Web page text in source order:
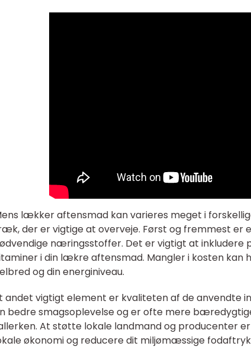
lækker aftensmad kan varieres meget i
der er vigtige at overveje. Først og fremmest er
næringsstoffer. Det er vigtigt at
i din lækre aftensmad. Mangler i kosten kan
og din energiniveau.
andet vigtigt element er kvaliteten af de anvendte
bedre smagsoplevelse og er ofte mere
At støtte lokale landmand og producenter
økonomi og reducere dit miljømæssige